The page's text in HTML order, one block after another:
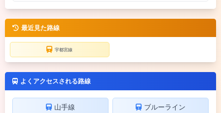
最近見た路線
宇都宮線
よくアクセスされる路線
山手線 ブルーライン